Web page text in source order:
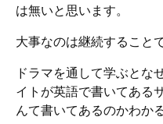
は無いと思います。
大事なのは継続することで
ドラマを通して学ぶとな
イトが英語で書いてある
んて書いてあるのかわか